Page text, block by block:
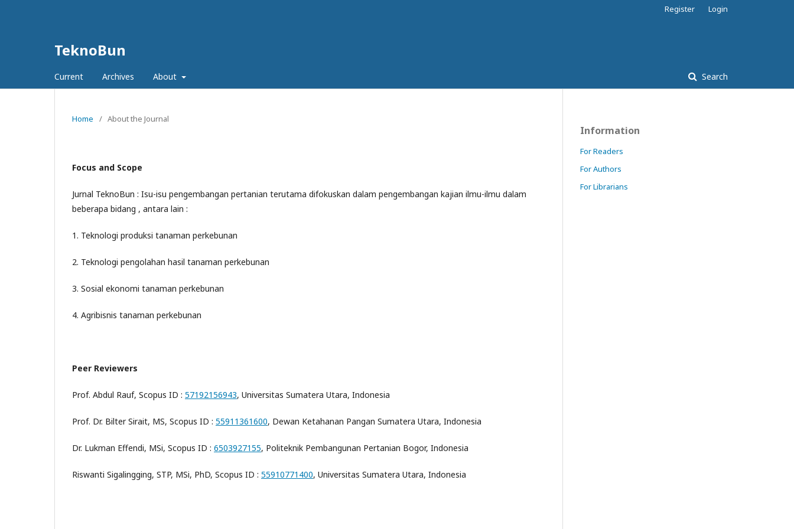
TeknoBun
Current Archives About Search
Register Login
Home / About the Journal
Focus and Scope
Jurnal TeknoBun : Isu-isu pengembangan pertanian terutama difokuskan dalam pengembangan kajian ilmu-ilmu dalam
beberapa bidang , antara lain :
1. Teknologi produksi tanaman perkebunan
2. Teknologi pengolahan hasil tanaman perkebunan
3. Sosial ekonomi tanaman perkebunan
4. Agribisnis tanaman perkebunan
Peer Reviewers
Prof. Abdul Rauf, Scopus ID : 57192156943, Universitas Sumatera Utara, Indonesia
Prof. Dr. Bilter Sirait, MS, Scopus ID : 55911361600, Dewan Ketahanan Pangan Sumatera Utara, Indonesia
Dr. Lukman Effendi, MSi, Scopus ID : 6503927155, Politeknik Pembangunan Pertanian Bogor, Indonesia
Riswanti Sigalingging, STP, MSi, PhD, Scopus ID : 55910771400, Universitas Sumatera Utara, Indonesia
Information
For Readers
For Authors
For Librarians